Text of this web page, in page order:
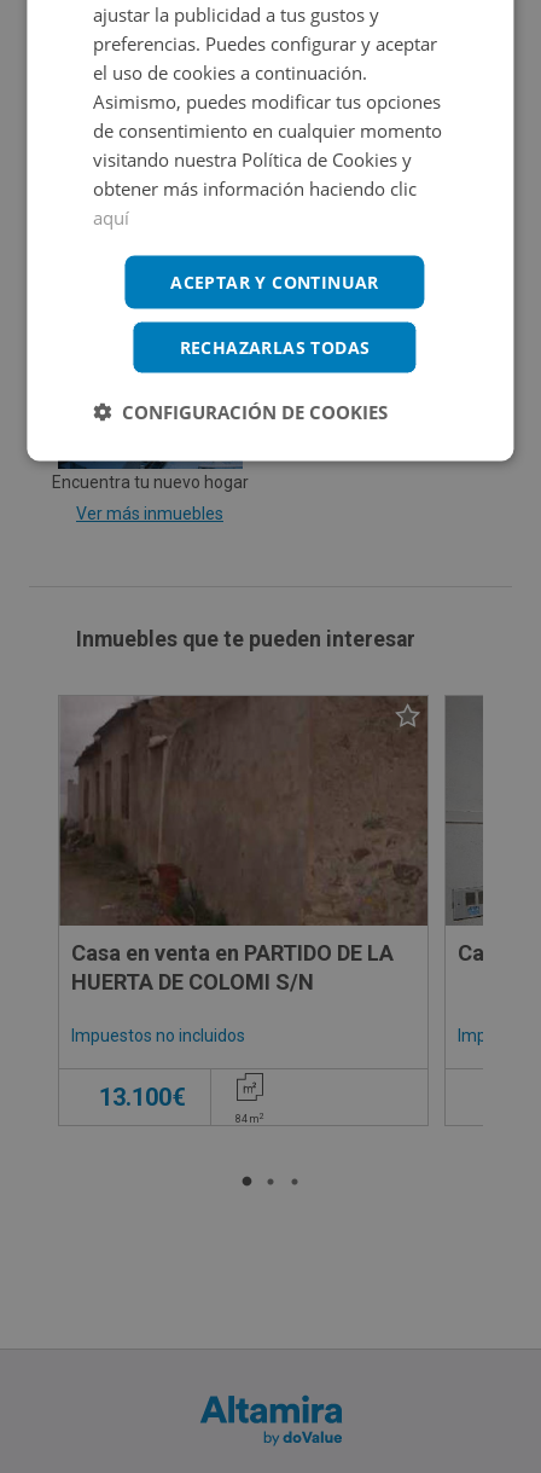
No aplica. RD 390 / 2021
Promociones asociadas
Nuevo año, nuevo hogar
Ver más inmuebles
Encuentra tu nuevo hogar
Ver más inmuebles
Inmuebles que te pueden interesar
Casa en venta en PARTIDO DE LA
HUERTA DE COLOMI S/N
Impuestos no incluidos
13.100€
84 m2
Casa
ajustar la publicidad a tus gustos y
preferencias. Puedes configurar y aceptar
el uso de cookies a continuación.
Asimismo, puedes modificar tus opciones
de consentimiento en cualquier momento
visitando nuestra Política de Cookies y
obtener más información haciendo clic
aquí
ACEPTAR Y CONTINUAR
RECHAZARLAS TODAS
CONFIGURACIÓN DE COOKIES